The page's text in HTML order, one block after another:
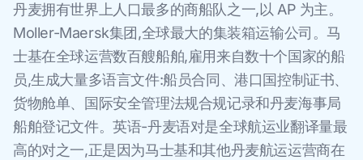
丹麦拥有世界上人口最多的商船队之一,以 AP 为主。
Moller-Maersk集团,全球最大的集装箱运输公司。马
士基在全球运营数百艘船舶,雇用来自数十个国家的船
员,生成大量多语言文件:船员合同、港口国控制证书、
货物舱单、国际安全管理法规合规记录和丹麦海事局
船舶登记文件。英语-丹麦语对是全球航运业翻译量最
高的对之一,正是因为马士基和其他丹麦航运运营商在